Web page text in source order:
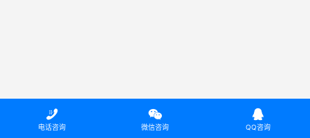

电话咨询

微信咨询

QQ咨询